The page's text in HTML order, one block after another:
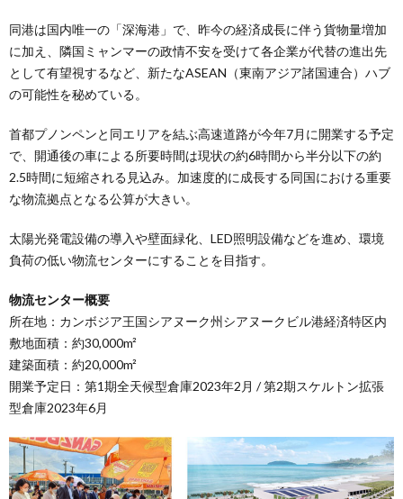
同港は国内唯一の「深海港」で、昨今の経済成長に伴う貨物量増加
に加え、隣国ミャンマーの政情不安を受けて各企業が代替の進出先
として有望視するなど、新たなASEAN（東南アジア諸国連合）ハブ
の可能性を秘めている。
首都プノンペンと同エリアを結ぶ高速道路が今年7月に開業する予定
で、開通後の車による所要時間は現状の約6時間から半分以下の約
2.5時間に短縮される見込み。加速度的に成長する同国における重要
な物流拠点となる公算が大きい。
太陽光発電設備の導入や壁面緑化、LED照明設備などを進め、環境
負荷の低い物流センターにすることを目指す。
物流センター概要
所在地：カンボジア王国シアヌーク州シアヌークビル港経済特区内
敷地面積：約30,000m²
建築面積：約20,000m²
開業予定日：第1期全天候型倉庫2023年2月 / 第2期スケルトン拡張
型倉庫2023年6月